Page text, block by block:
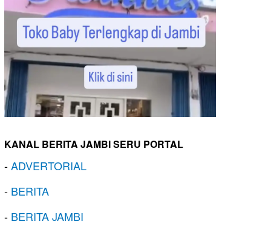
KANAL BERITA JAMBI SERU PORTAL
-ADVERTORIAL
- BERITA
- BERITA JAMBI